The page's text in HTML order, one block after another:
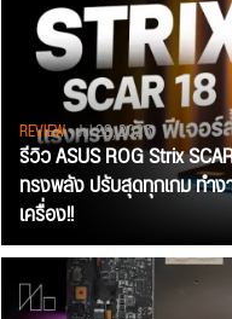
REVIEW• Jul 28, 2026
รีวิว ASUS ROG Strix
ทรงพลัง ปรับสุดทุกเกม ทำ
เครื่อง!!